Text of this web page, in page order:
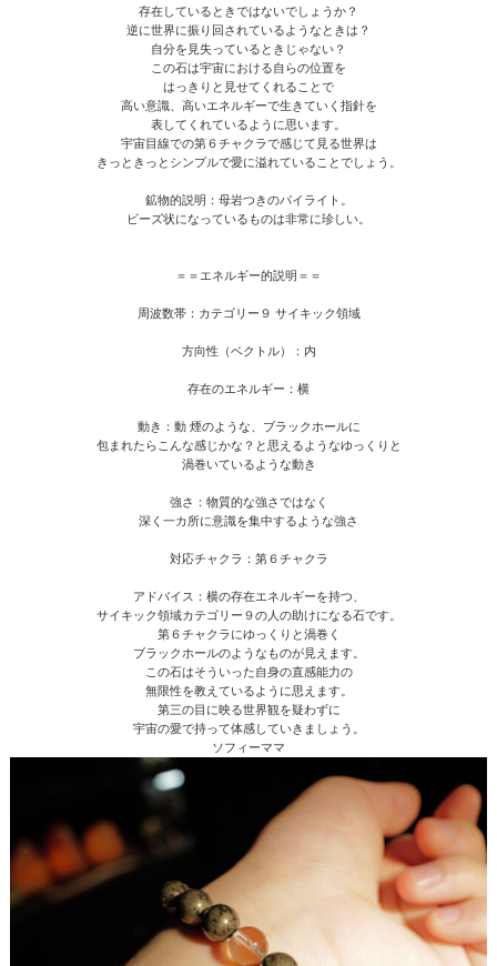
存在しているときではないでしょうか？
逆に世界に振り回されているようなときは？
自分を見失っているときじゃない？
この石は宇宙における自らの位置を
はっきりと見せてくれることで
高い意識、高いエネルギーで生きていく指針を
表してくれているように思います。
宇宙目線での第６チャクラで感じて見る世界は
きっときっとシンプルで愛に溢れていることでしょう。
鉱物的説明：母岩つきのパイライト。
ビーズ状になっているものは非常に珍しい。
＝＝エネルギー的説明＝＝
周波数帯：カテゴリー９ サイキック領域
方向性（ベクトル）：内
存在のエネルギー：横
動き：動 煙のような、ブラックホールに
包まれたらこんな感じかな？と思えるようなゆっくりと
渦巻いているような動き
強さ：物質的な強さではなく
深く一カ所に意識を集中するような強さ
対応チャクラ：第６チャクラ
アドバイス：横の存在エネルギーを持つ、
サイキック領域カテゴリー９の人の助けになる石です。
第６チャクラにゆっくりと渦巻く
ブラックホールのようなものが見えます。
この石はそういった自身の直感能力の
無限性を教えているように思えます。
第三の目に映る世界観を疑わずに
宇宙の愛で持って体感していきましょう。
ソフィーママ